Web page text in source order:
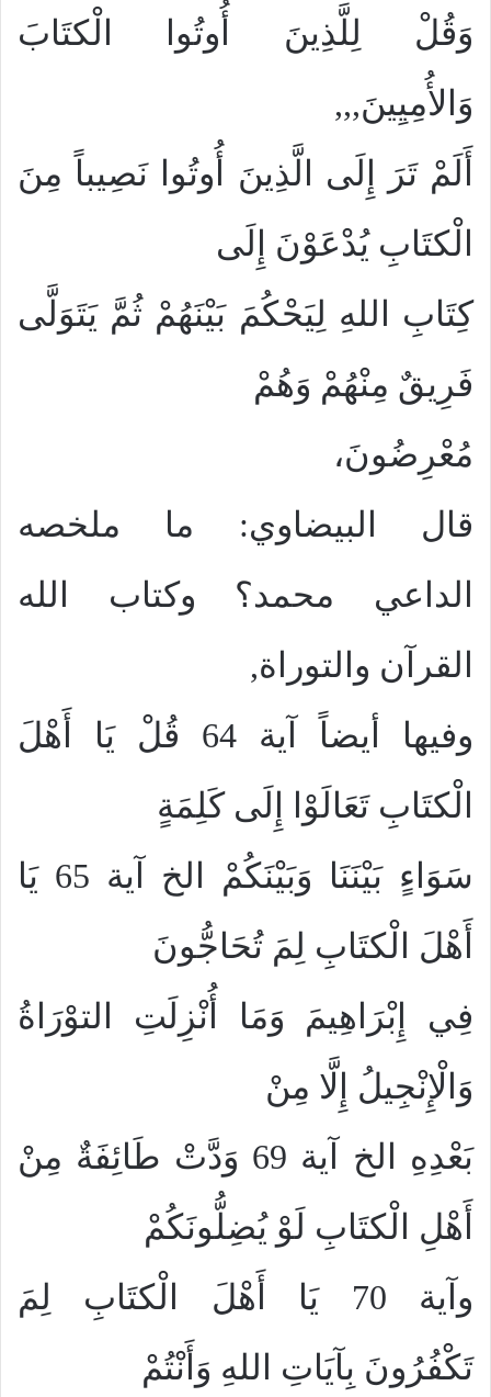
وَقُلْ لِلَّذِينَ أُوتُوا الْكتَابَ
وَالأُمِيِينَ,,,
أَلَمْ تَرَ إِلَى الَّذِينَ أُوتُوا نَصِيباً مِنَ
الْكتَابِ يُدْعَوْنَ إِلَى
كِتَابِ اللهِ لِيَحْكُمَ بَيْنَهُمْ ثُمَّ يَتَوَلَّى
فَرِيقٌ مِنْهُمْ وَهُمْ
مُعْرِضُونَ،
قال البيضاوي: ما ملخصه
الداعي محمد؟ وكتاب الله
القرآن والتوراة,
وفيها أيضاً آية 64 قُلْ يَا أَهْلَ
الْكتَابِ تَعَالَوْا إِلَى كَلِمَةٍ
سَوَاءٍ بَيْنَنَا وَبَيْنَكُمْ الخ آية 65 يَا
أَهْلَ الْكتَابِ لِمَ تُحَاجُّونَ
فِي إِبْرَاهِيمَ وَمَا أُنْزِلَتِ التوْرَاةُ
وَالْإِنْجِيلُ إِلَّا مِنْ
بَعْدِهِ الخ آية 69 وَدَّتْ طَائِفَةٌ مِنْ
أَهْلِ الْكتَابِ لَوْ يُضِلُّونَكُمْ
وآية 70 يَا أَهْلَ الْكتَابِ لِمَ
تَكْفُرُونَ بِآيَاتِ اللهِ وَأَنْتُمْ